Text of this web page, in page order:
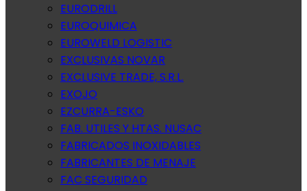
EURODRILL
EUROQUIMICA
EUROWELD LOGISTIC
EXCLUSIVAS NOVAR
EXCLUSIVE TRADE, S.R.L.
EXOJO
EZCURRA-ESKO
FAB. UTILES Y HTAS. NUSAC
FABRICADOS INOXIDABLES
FABRICANTES DE MENAJE
FAC SEGURIDAD